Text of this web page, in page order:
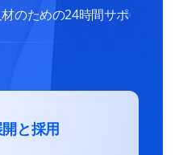
のための24時間サポ
と採用